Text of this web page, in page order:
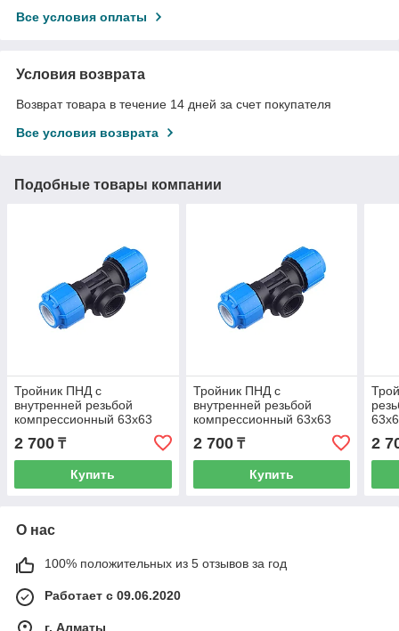
Все условия оплаты
Условия возврата
Возврат товара в течение 14 дней за счет покупателя
Все условия возврата
Подобные товары компании
Тройник ПНД с
внутренней резьбой
компрессионный 63x63
2 700 ₸
Купить
Тройник ПНД с
внутренней резьбой
компрессионный 63x63
2 700₸
Купить
2
О нас
100% положительных из 5 отзывов за год
Работает с 09.06.2020
г. Алматы